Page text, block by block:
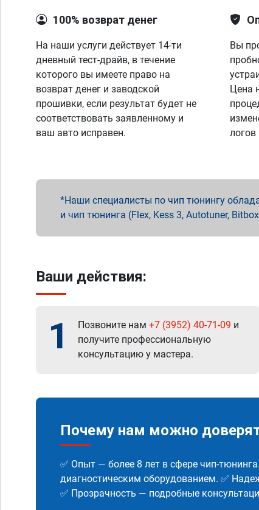
100% возврат денег
На наши услуги действует 14-ти
дневный тест-драйв, в течение
которого вы имеете право на
возврат денег и заводской
прошивки, если результат будет не
соответствовать заявленному и
ваш авто исправен.
Вы
Цена
логов
Наши специалисты по чип тюнингу
и чип тюнинга (Flex, Kess 3, Autotuner,
Ваши действия:
1 Позвоните нам +7 (3952) 40-71-09 и
получите профессиональную
консультацию у мастера.
Почему нам можно
✅ Опыт — более 8 лет в сфере чип-
диагностическим оборудованием. ✅
✅ Прозрачность — подробные